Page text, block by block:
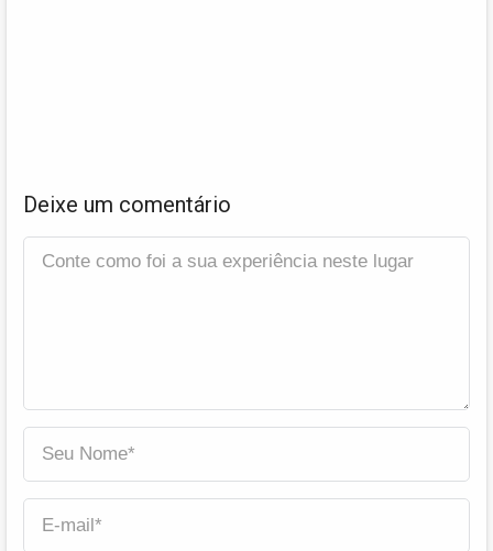
Deixe um comentário